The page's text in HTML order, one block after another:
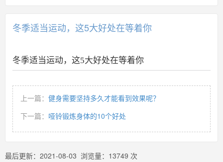
冬季适当运动，这5大好处在等着你
冬季适当运动，这5大好处在等着你
上一篇： 健身需要坚持多久才能看到效果呢？
下一篇： 哑铃锻炼身体的10个好处
最后更新： 2021-08-03 浏览量： 13749 次